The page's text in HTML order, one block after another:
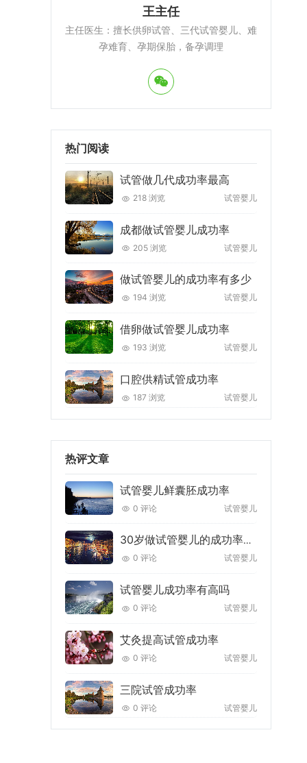
王主任
主任医生：擅长供卵试管、三代试管婴儿、难
孕难育、孕期保胎，备孕调理
热门阅读
试管做几代成功率最高
218 浏览 试管婴儿
成都做试管婴儿成功率
205 浏览 试管婴儿
做试管婴儿的成功率有多少
194 浏览 试管婴儿
借卵做试管婴儿成功率
193 浏览 试管婴儿
口腔供精试管成功率
187 浏览 试管婴儿
热评文章
试管婴儿鲜囊胚成功率
0 评论 试管婴儿
30岁做试管婴儿的成功率多少
0 评论 试管婴儿
试管婴儿成功率有高吗
0 评论 试管婴儿
艾灸提高试管成功率
0 评论 试管婴儿
三院试管成功率
0 评论 试管婴儿